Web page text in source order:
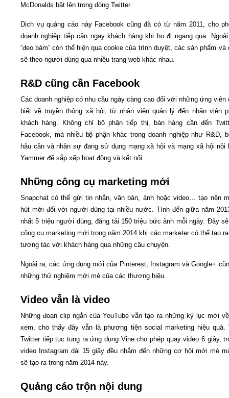
McDonalds bật lên trong dòng Twitter.
Dịch vụ quảng cáo này Facebook cũng đã có từ năm 2011, cho
doanh nghiệp tiếp cận ngay khách hàng khi họ đi ngang qua.
“đeo bám” còn thể hiện qua cookie của trình duyệt, các sản phẩm và
sẽ theo người dùng qua nhiều trang web khác nhau.
R&D cũng cần Facebook
Các doanh nghiệp có nhu cầu ngày càng cao đối với những ứng viên
biết về truyền thông xã hội, từ nhân viên quản lý đến nhân viên
khách hàng. Không chỉ bộ phận tiếp thị, bán hàng cần đến
Facebook, mà nhiều bộ phận khác trong doanh nghiệp như R&D,
hậu cần và nhân sự đang sử dụng mạng xã hội và mạng xã hội nội
Yammer để sắp xếp hoạt động và kết nối.
Những công cụ marketing mới
Snapchat có thể gửi tin nhắn, văn bản, ảnh hoặc video… tạo nên
hút mới đối với người dùng tại nhiều nước. Tính đến giữa năm
nhất 5 triệu người dùng, đăng tải 150 triệu bức ảnh mỗi ngày. Đây
công cụ marketing mới trong năm 2014 khi các marketer có thể tạo
tương tác với khách hàng qua những câu chuyện.
Ngoài ra, các ứng dụng mới của Pinterest, Instagram và Google+
những thử nghiệm mới mẻ của các thương hiệu.
Video vẫn là video
Những đoạn clip ngắn của YouTube vẫn tạo ra những kỷ lục mới
xem, cho thấy đây vẫn là phương tiện social marketing hiệu quả.
Twitter tiếp tục tung ra ứng dụng Vine cho phép quay video 6 giây,
video Instagram dài 15 giây đều nhắm đến những cơ hội mới mẻ
sẽ tạo ra trong năm 2014 này.
Quảng cáo trộn nội dung